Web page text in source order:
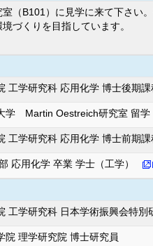
（B101）に見学に来て下さい
づくりを目指しています。
工学研究科 応用化学 博士後期課
学 Martin Oestreich研究室 留学
工学研究科 応用化学 博士前期課
応用化学 卒業 学士（工学）
工学研究科 日本学術振興会特別
院 理学研究院 博士研究員